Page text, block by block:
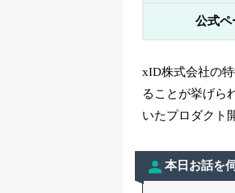
公式ペ
xID株式会社の
ることが挙げら
いたプロダクト
本日お話を